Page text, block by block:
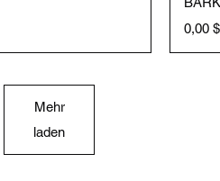
Preis
0,00 $
Mehr
laden